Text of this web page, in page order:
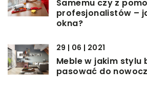
Samemu czy z
profesjonalistów –
okna?
29 | 06 | 2021
Meble w jakim stylu
pasować do